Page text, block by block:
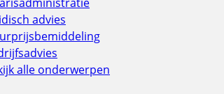
advies
alle onderwerpen